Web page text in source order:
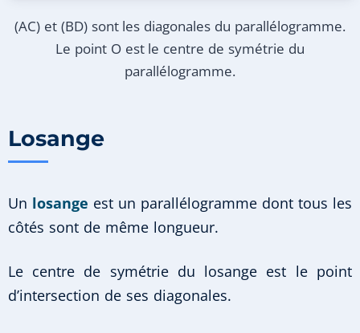
(AC) et (BD) sont les diagonales du parallélogramme.
Le point O est le centre de symétrie du
parallélogramme.
Losange
Un losange est un parallélogramme dont tous les
côtés sont de même longueur.
Le centre de symétrie du losange est le point
d’intersection de ses diagonales.